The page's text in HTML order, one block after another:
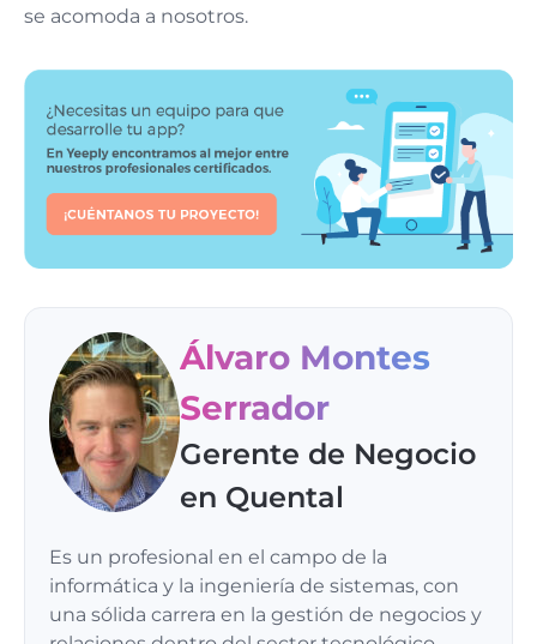
se acomoda a nosotros.
Álvaro Montes
Serrador
Gerente de Negocio
en Quental
Es un profesional en el campo de la
informática y la ingeniería de sistemas, con
una sólida carrera en la gestión de negocios y